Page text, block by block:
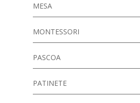
MESA
MONTESSORI
PASCOA
PATINETE